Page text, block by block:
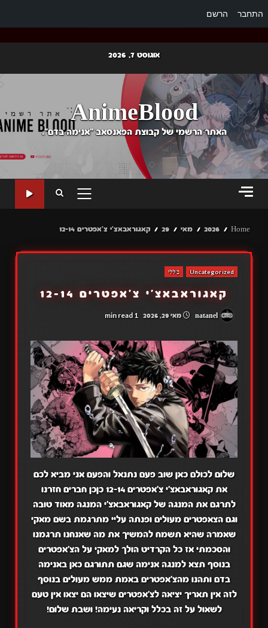
התחבר הרשם
content
אוגוסט 7, 2026
AnimeBlood
האתר הרשמי של קבוצת הפאנסאב "אנימה בדם".
PRIMARY
Home
2026 מאי 29 קאגוראבאצ'י צ'אפטרים 12-14
Uncategorized כללי
קאגוראבאצ'י צ'אפטרים 12-14
מאי 29, 2026 1 min read
שלום לכולם כאן שוב פעם נתנאל והפעם אני מביא לכם
את קאגוראבאצ'י צ'אפטרים 12-14 כןכן חברים חזרנו
לתרגם את המנגה של קאגוראבאצ'י המנגה מאוד טובה
וגם הצאפטרים מעולים ופנתה עליי מתרגמת בשם מאקי
שאמרה שהיא תשמח להמשיך את מה שאנחנו תרגמנו
והסכמתי אז כל הקרדיט הולך למאקי על הצ'אפטרים
בנוסף תצא למנגה אנימה שגם תתורגם כאן באנימה
בדם ותהנו מהצ'אפטרים באמת ממש מעולים בנוסף
לזה אין תאריך יציאה לצ'אפטרים שיצאו הם יצאו אין טעם
לשאול על זה בכלל וקריאה נעימה! ושבת שלום!